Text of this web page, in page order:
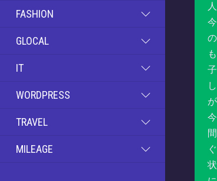
FASHION
GLOCAL
IT
WORDPRESS
TRAVEL
MILEAGE